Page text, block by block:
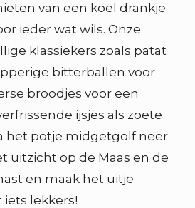
van een koel drankje
ieder wat wils. Onze
klassiekers zoals patat
bitterballen voor
broodjes voor een
ijsjes als zoete
het potje midgetgolf neer
uitzicht op de Maas en de
en maak het uitje
lekkers!